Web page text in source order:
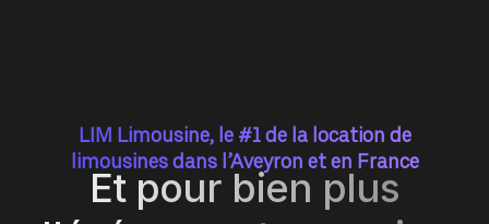
LIM Limousine, le #1 de la location de
limousines dans l’Aveyron et en France
Et pour bien plus